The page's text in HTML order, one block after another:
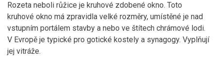
Rozeta neboli růžice je kruhové zdobené okno. Toto
kruhové okno má zpravidla velké rozměry, umístěné je nad
vstupním portálem stavby a nebo ve štítech chrámové lodi.
V Evropě je typické pro gotické kostely a synagogy. Vyplňují
jej vitráže.